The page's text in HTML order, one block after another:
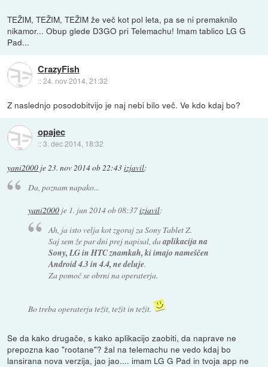
TEŽIM, TEŽIM, TEŽIM že več kot pol leta, pa se ni premaknilo
nikamor... Obup glede D3GO pri Telemachu! Imam tablico LG G
Pad...
CrazyFish
::24. nov 2014, 21:32
Z naslednjo posodobitvijo je naj nebi bilo več. Ve kdo kdaj bo?
opajec
::3. dec 2014, 18:32
yani2000 je23. nov 2014 ob 22:43izjavil:
Da, poznam napako...
yani2000je 1. jun 2014 ob 08:37izjavil:
Ah, ja isto velja kot zgoraj za Sony Tablet Z.
Saj sem že par dni prej napisal, daaplikacija na
Sony, LG in HTC znamkah, ki imajo nameščen
Android 4.3 in 4.4, ne deluje.
Za pomoč se obrni na operaterja.
Bo treba operaterju težit, težit in težit.
Se da kako drugače, s kako aplikacijo zaobiti, da naprave ne
prepozna kao "rootane"? žal na telemachu ne vedo kdaj bo
lansirana nova verzija, jao jao.... imam LG G Pad in tvoja app ne